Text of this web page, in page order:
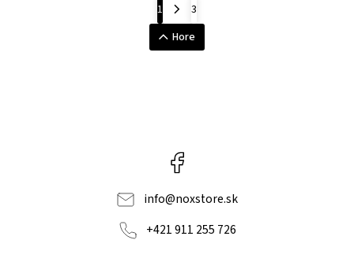
1
3
Hore
info@noxstore.sk
+421 911 255 726